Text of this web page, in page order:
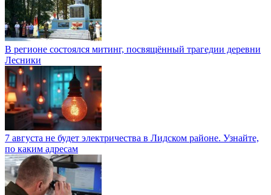
В регионе состоялся митинг, посвящённый трагедии деревни
Лесники
7 августа не будет электричества в Лидском районе. Узнайте,
по каким адресам